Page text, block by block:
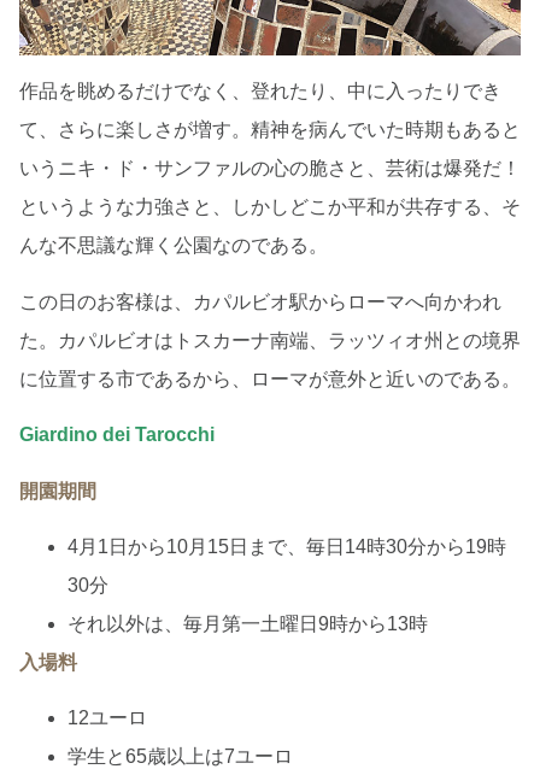
作品を眺めるだけでなく、登れたり、中に入ったりでき
て、さらに楽しさが増す。精神を病んでいた時期もあると
いうニキ・ド・サンファルの心の脆さと、芸術は爆発だ！
というような力強さと、しかしどこか平和が共存する、そ
んな不思議な輝く公園なのである。
この日のお客様は、カパルビオ駅からローマへ向かわれ
た。カパルビオはトスカーナ南端、ラッツィオ州との境界
に位置する市であるから、ローマが意外と近いのである。
Giardino dei Tarocchi
開園期間
4月1日から10月15日まで、毎日14時30分から19時
30分
それ以外は、毎月第一土曜日9時から13時
入場料
12ユーロ
学生と65歳以上は7ユーロ